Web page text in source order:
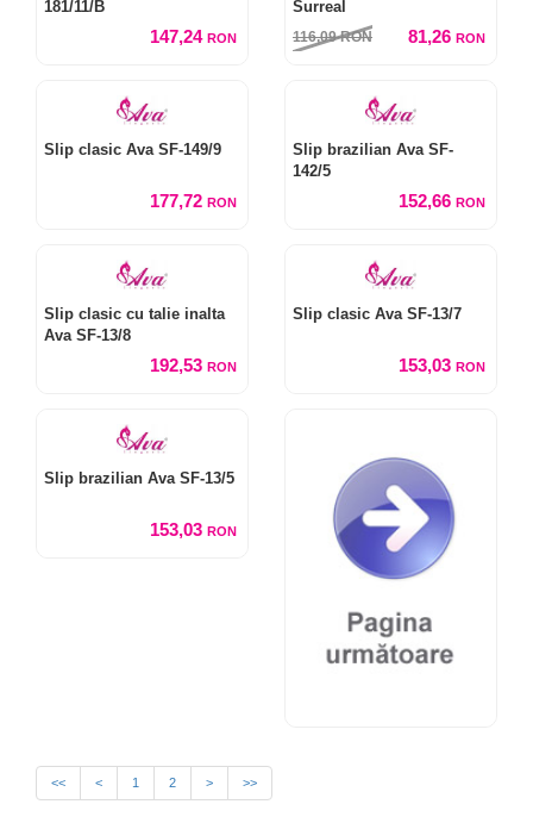
181/11/B
147,24 RON
Surreal
116,09RON 81,26 RON
Slip clasic Ava SF-149/9
177,72 RON
Slip brazilian Ava SF-
142/5
152,66 RON
Slip clasic cu talie inalta
Ava SF-13/8
192,53 RON
Slip clasic Ava SF-13/7
153,03 RON
Slip brazilian Ava SF-13/5
153,03 RON
<< < 1 2 > >>